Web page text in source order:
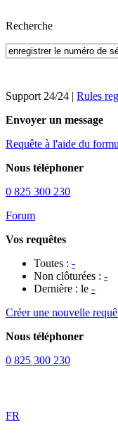
Recherche
Support 24/24 | Rules
Envoyer un message
Requête à l'aide du
Nous téléphoner
0 825 300 230
Forum
Vos requêtes
Toutes : -
Non clôturées : -
Dernière : le -
Créer une nouvelle
Nous téléphoner
0 825 300 230
FR